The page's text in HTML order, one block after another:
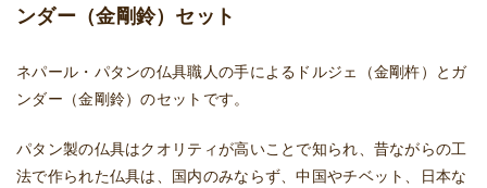
ンダー（金剛鈴）セット
ネパール・パタンの仏具職人の手によるドルジェ（金剛杵）とガ
ンダー（金剛鈴）のセットです。
パタン製の仏具はクオリティが高いことで知られ、昔ながらの工
法で作られた仏具は、国内のみならず、中国やチベット、日本な